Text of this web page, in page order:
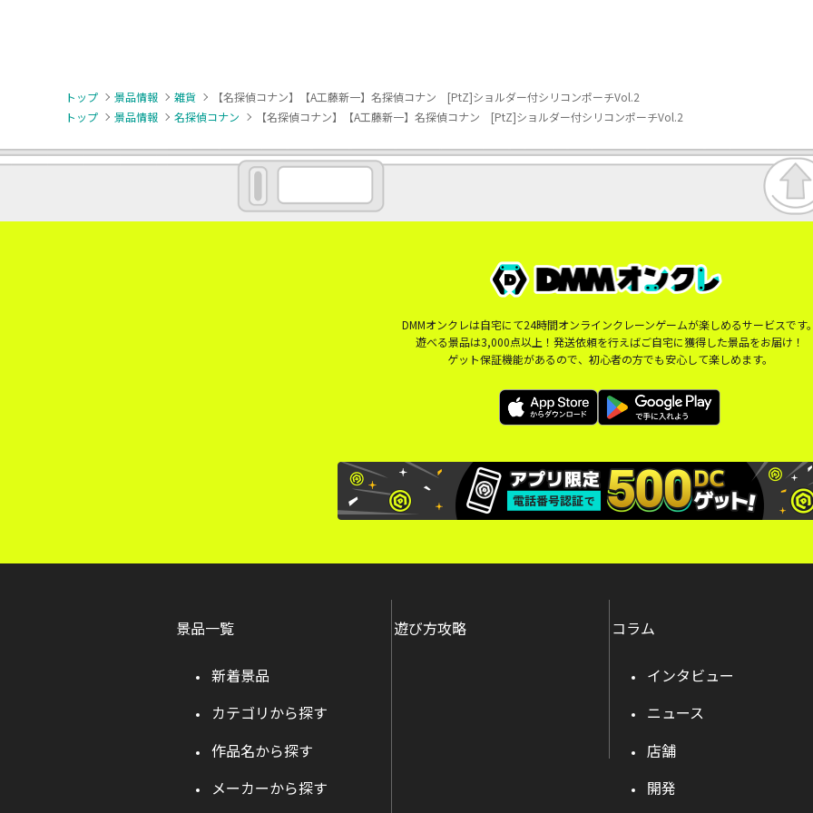
トップ 景品情報 雑貨
【名探偵コナン】【A工藤新一】名探偵コナン [PtZ]ショルダー付シリコンポーチVol.2
トップ
景品情報 名探偵コナン 【名探偵コナン】【A工藤新一】名探偵コナン [PtZ]ショルダー付シリコンポーチVol.2
DMMオンクレは自宅にて24時間オンラインクレーンゲームが楽しめるサービスです
遊べる景品は3,000点以上！発送依頼を行えばご自宅に獲得した景品をお届け！
ゲット保証機能があるので、初心者の方でも安心して楽しめます。
景品一覧
新着景品
カテゴリから探す
作品名から探す
メーカーから探す
遊び方攻略 コラム
インタビュー
ニュース
店舗
開発